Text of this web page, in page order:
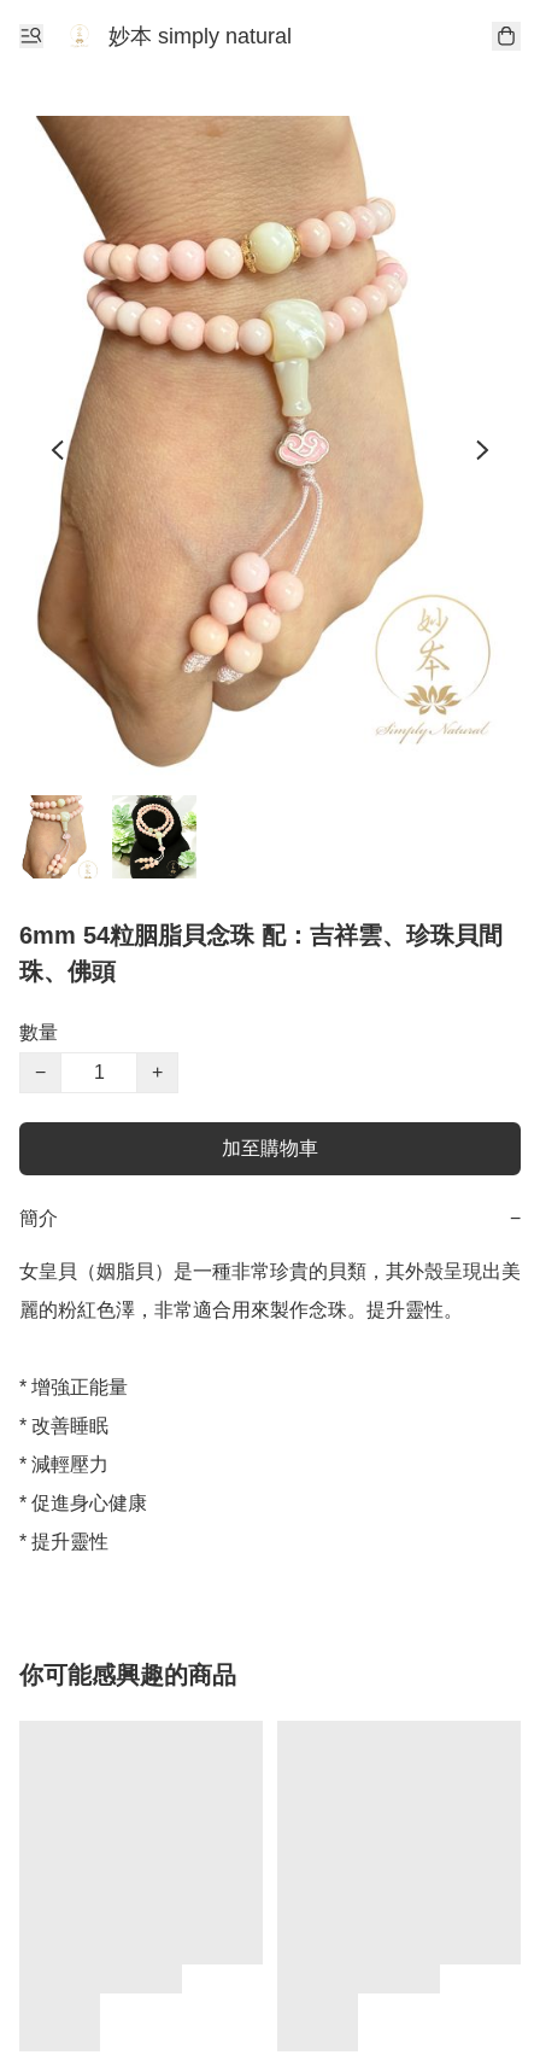
妙本 simply natural
6mm 54粒胭脂貝念珠 配：吉祥雲、珍珠貝間
珠、佛頭
數量
−
+
加至購物車
簡介 −
女皇貝（姻脂貝）是一種非常珍貴的貝類，其外殼呈現出美
麗的粉紅色澤，非常適合用來製作念珠。提升靈性。
* 增強正能量
* 改善睡眠
* 減輕壓力
* 促進身心健康
你可能感興趣的商品